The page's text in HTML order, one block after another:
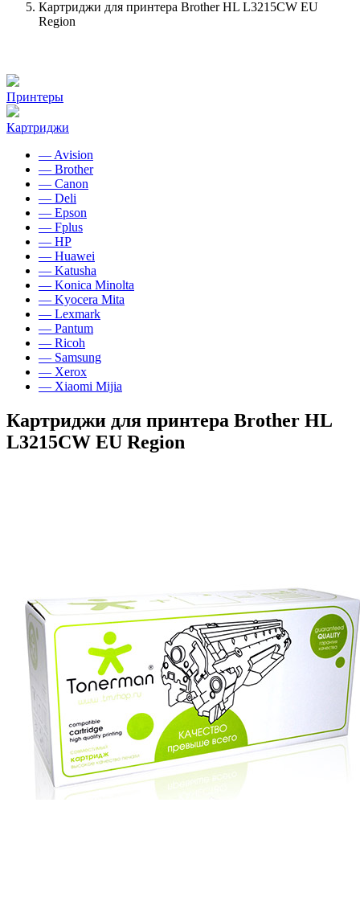
Картриджи для принтера Brother HL L3215CW EU
Region
Принтеры
Картриджи
— Avision
— Brother
— Canon
— Deli
— Epson
— Fplus
— HP
— Huawei
— Katusha
— Konica Minolta
— Kyocera Mita
— Lexmark
— Pantum
— Ricoh
— Samsung
— Xerox
— Xiaomi Mijia
Картриджи для принтера Brother HL
L3215CW EU Region